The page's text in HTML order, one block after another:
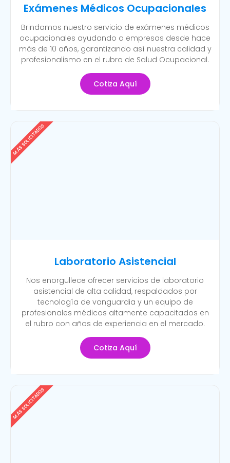
Exámenes Médicos Ocupacionales
Brindamos nuestro servicio de exámenes médicos
ocupacionales ayudando a empresas desde hace
más de 10 años, garantizando así nuestra calidad y
profesionalismo en el rubro de Salud Ocupacional.
Cotiza Aquí
Laboratorio Asistencial
Nos enorgullece ofrecer servicios de laboratorio
asistencial de alta calidad, respaldados por
tecnología de vanguardia y un equipo de
profesionales médicos altamente capacitados en
el rubro con años de experiencia en el mercado.
Cotiza Aquí
MÁS SOLICITADOS
MÁS SOLICITADOS